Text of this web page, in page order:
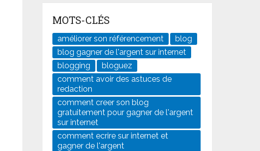
MOTS-CLÉS
améliorer son référencement
blog
blog gagner de l'argent sur internet
blogging
bloguez
comment avoir des astuces de
redaction
comment creer son blog
gratuitement pour gagner de l'argent
sur internet
comment ecrire sur internet et
gagner de l'argent